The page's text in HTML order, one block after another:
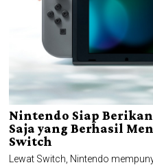
Nintendo Siap
Saja yang Berhasil
Switch
Lewat Switch, Nintendo